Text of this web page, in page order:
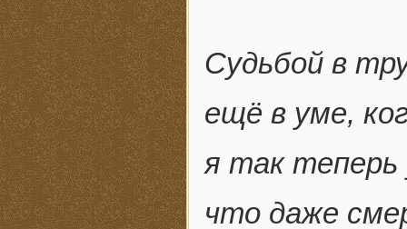
Судьбой в
ещё в уме,
я так теперь
что даже